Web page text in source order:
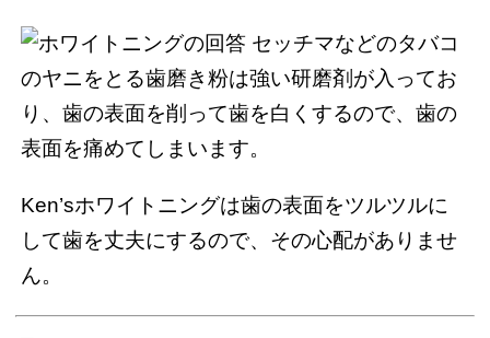
セッチマなどのタバコ
のヤニをとる歯磨き粉は強い研磨剤が入ってお
り、歯の表面を削って歯を白くするので、歯の
表面を痛めてしまいます。
Ken’sホワイトニングは歯の表面をツルツルに
して歯を丈夫にするので、その心配がありませ
ん。